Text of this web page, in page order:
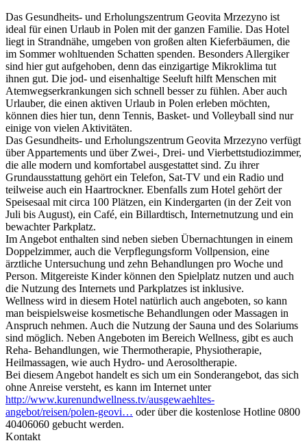
Das Gesundheits- und Erholungszentrum Geovita Mrzezyno ist
ideal für einen Urlaub in Polen mit der ganzen Familie. Das Hotel
liegt in Strandnähe, umgeben von großen alten Kieferbäumen, die
im Sommer wohltuenden Schatten spenden. Besonders Allergiker
sind hier gut aufgehoben, denn das einzigartige Mikroklima tut
ihnen gut. Die jod- und eisenhaltige Seeluft hilft Menschen mit
Atemwegserkrankungen sich schnell besser zu fühlen. Aber auch
Urlauber, die einen aktiven Urlaub in Polen erleben möchten,
können dies hier tun, denn Tennis, Basket- und Volleyball sind nur
einige von vielen Aktivitäten.
Das Gesundheits- und Erholungszentrum Geovita Mrzezyno verfügt
über Appartements und über Zwei-, Drei- und Vierbettstudiozimmer,
die alle modern und komfortabel ausgestattet sind. Zu ihrer
Grundausstattung gehört ein Telefon, Sat-TV und ein Radio und
teilweise auch ein Haartrockner. Ebenfalls zum Hotel gehört der
Speisesaal mit circa 100 Plätzen, ein Kindergarten (in der Zeit von
Juli bis August), ein Café, ein Billardtisch, Internetnutzung und ein
bewachter Parkplatz.
Im Angebot enthalten sind neben sieben Übernachtungen in einem
Doppelzimmer, auch die Verpflegungsform Vollpension, eine
ärztliche Untersuchung und zehn Behandlungen pro Woche und
Person. Mitgereiste Kinder können den Spielplatz nutzen und auch
die Nutzung des Internets und Parkplatzes ist inklusive.
Wellness wird in diesem Hotel natürlich auch angeboten, so kann
man beispielsweise kosmetische Behandlungen oder Massagen in
Anspruch nehmen. Auch die Nutzung der Sauna und des Solariums
sind möglich. Neben Angeboten im Bereich Wellness, gibt es auch
Reha- Behandlungen, wie Thermotherapie, Physiotherapie,
Heilmassagen, wie auch Hydro- und Aerosoltherapie.
Bei diesem Angebot handelt es sich um ein Sonderangebot, das sich
ohne Anreise versteht, es kann im Internet unter
http://www.kurenundwellness.tv/ausgewaehltes-
angebot/reisen/polen-geovi… oder über die kostenlose Hotline 0800
40406060 gebucht werden.
Kontakt